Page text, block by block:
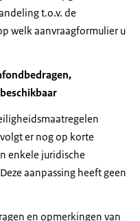
t.o.v. de
welk aanvraagformulier u
er nog op korte
enkele juridische
aanpassing heeft geen
en opmerkingen van